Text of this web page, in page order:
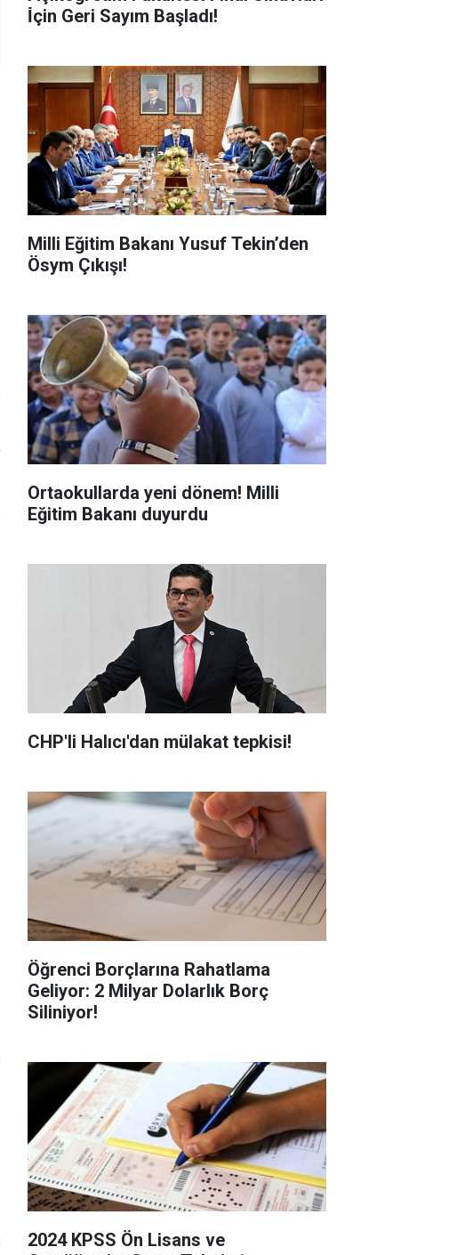
İ̇çin Geri Sayım Başladı!
Milli Eğitim Bakanı Yusuf Tekin’den
Ösym Çıkışı!
Ortaokullarda yeni dönem! Milli
Eğitim Bakanı duyurdu
CHP'li Halıcı'dan mülakat tepkisi!
Öğrenci Borçlarına Rahatlama
Geliyor: 2 Milyar Dolarlık Borç
Siliniyor!
2024 KPSS Ön Lisans ve